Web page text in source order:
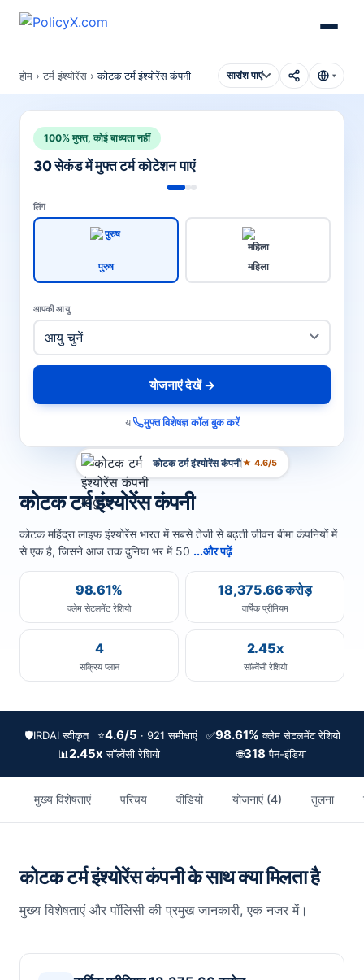
होम › टर्म इंश्योरेंस ›कोटक टर्म इंश्योरेंस कंपनी सारांश पाएं ▾
कोटक टर्म इंश्योरेंस कंपनी★ 4.6/5
कोटक टर्म इंश्योरेंस कंपनी
कोटक महिंद्रा लाइफ इंश्योरेंस भारत में सबसे तेजी से बढ़ती जीवन बीमा कंपनियों में
से एक है, जिसने आज तक दुनिया भर में 50 ...और पढ़ें
98.61%
क्लेम सेटलमेंट रेशियो
18,375.66 करोड़
वार्षिक प्रीमियम
4
सक्रिय प्लान
2.45x
सॉल्वेंसी रेशियो
100% मुफ्त, कोई बाध्यता नहीं
30 सेकंड में मुफ्त टर्म कोटेशन पाएं
लिंग
पुरुष महिला
आपकी आयु
योजनाएं देखें →
या मुफ्त विशेषज्ञ कॉल बुक करें
🛡️IRDAI स्वीकृत ⭐4.6/5 · 921 समीक्षाएं ✅98.61% क्लेम सेटलमेंट रेशियो
📊2.45x सॉल्वेंसी रेशियो 🌐318 पैन-इंडिया
मुख्य विशेषताएं परिचय वीडियो योजनाएं (4) तुलना
कोटक टर्म इंश्योरेंस कंपनी के साथ क्या मिलता है
मुख्य विशेषताएं और पॉलिसी की प्रमुख जानकारी, एक नजर में।